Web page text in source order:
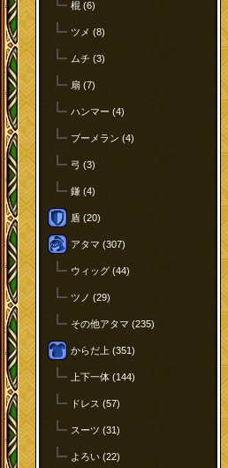
棍 (6)
ツメ (8)
ムチ (3)
扇 (7)
ハンマー (4)
ブーメラン (4)
弓 (3)
鎌 (4)
盾 (20)
アタマ (307)
ウィッグ (44)
ツノ (29)
その他アタマ (235)
からだ上 (351)
上下一体 (144)
ドレス (57)
スーツ (31)
よろい (22)